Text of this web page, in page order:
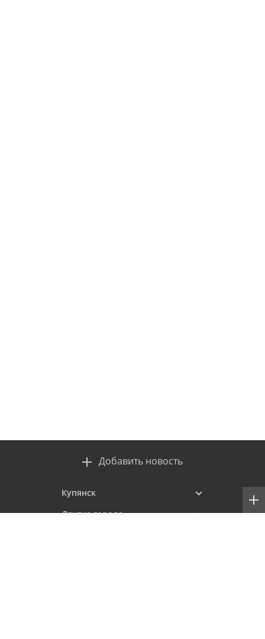
Добавить новость
Купянск
Другие города